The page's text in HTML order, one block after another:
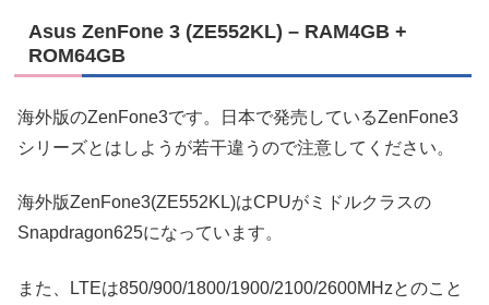
Asus ZenFone 3 (ZE552KL) – RAM4GB +
ROM64GB
海外版のZenFone3です。日本で発売しているZenFone3
シリーズとはしようが若干違うので注意してください。
海外版ZenFone3(ZE552KL)はCPUがミドルクラスの
Snapdragon625になっています。
また、LTEは850/900/1800/1900/2100/2600MHzとのこと